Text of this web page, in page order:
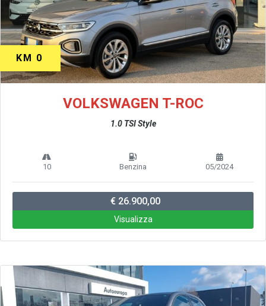
KM 0
VOLKSWAGEN T-ROC
1.0 TSI Style
10 Benzina 05/2024
€ 26.900,00
Visualizza